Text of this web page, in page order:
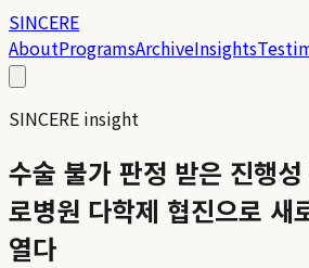
SINCERE
AboutProgramsArchiveInsights
SINCERE insight
수술 불가 판정 받은 진행
로병원 다학제 협진으로 새
열다